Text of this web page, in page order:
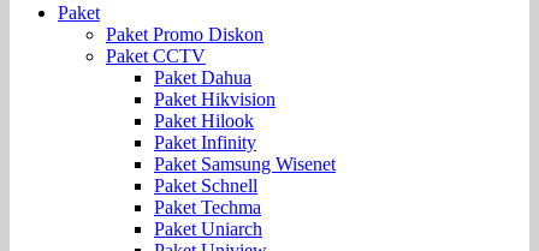
Paket
Paket Promo Diskon
Paket CCTV
Paket Dahua
Paket Hikvision
Paket Hilook
Paket Infinity
Paket Samsung Wisenet
Paket Schnell
Paket Techma
Paket Uniarch